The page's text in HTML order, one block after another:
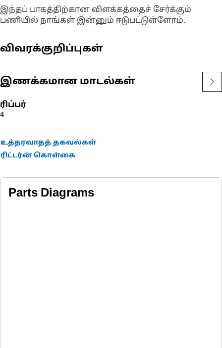
இந்தப் பாகத்திற்கான விளக்கத்தைச் சேர்க்கும்
பணியில் நாங்கள் இன்னும் ஈடுபட்டுள்ளோம்.
விவரக்குறிப்புகள்
இணக்கமான மாடல்கள்
ரிப்பர்
4
உத்தரவாதத் தகவல்கள்
ரிட்டர்ன் கொள்கை
Parts Diagrams